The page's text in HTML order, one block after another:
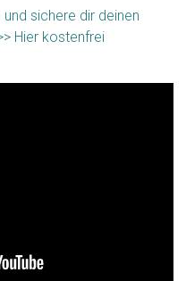
sichere dir deinen
Hier kostenfrei